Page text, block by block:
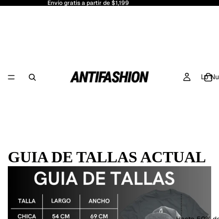
Envío gratis a partir de $1,199
Lo
GUIA DE TALLAS ACTUAL